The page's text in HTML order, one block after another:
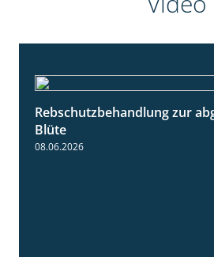
Rebschutzbehandlung zur
Blüte
08.06.2026